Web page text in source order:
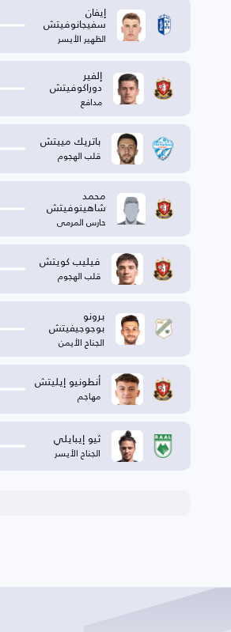
إيفان
سفيجانوفيتش
الظهير الأيسر
إلفير
دوراكوفيتش
مدافع
باتريك مييتش
قلب الهجوم
محمد
شاهينوفيتش
حارس المرمى
فيليب كويتش
قلب الهجوم
برونو
بوجوجيفيتش
الجناح الأيمن
أنطونيو إيليتش
مهاجم
ثيو إيبايلي
الجناح الأيسر